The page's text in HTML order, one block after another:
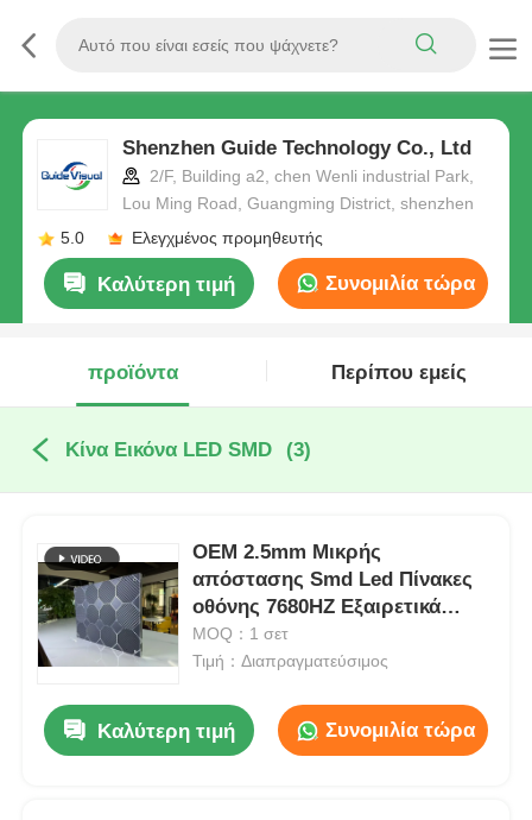
Shenzhen Guide Technology Co., Ltd
2/F, Building a2, chen Wenli industrial Park,
Lou Ming Road, Guangming District, shenzhen
5.0
Ελεγχμένος προμηθευτής
Καλύτερη τιμή Συνομιλία τώρα
προϊόντα Περίπου εμείς
Κίνα Εικόνα LED SMD (3)
OEM 2.5mm Μικρής
απόστασης Smd Led Πίνακες
οθόνης 7680HZ Εξαιρετικά
λεπτό 60mm
MOQ：1 σετ
Τιμή：Διαπραγματεύσιμος
Καλύτερη τιμή Συνομιλία τώρα